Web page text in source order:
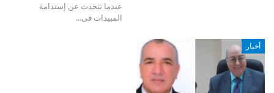
عندما نتحدث عن إستدامة
المبيدات فى…
أخبار